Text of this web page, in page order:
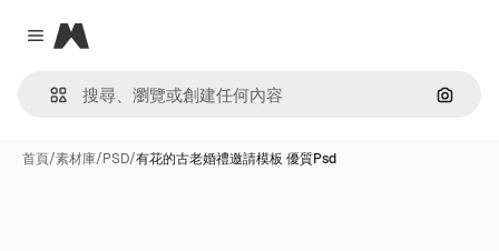
Close menu
Magnific
通過圖
首頁/素材庫/PSD/有花的古老婚禮邀請模板 優質Psd